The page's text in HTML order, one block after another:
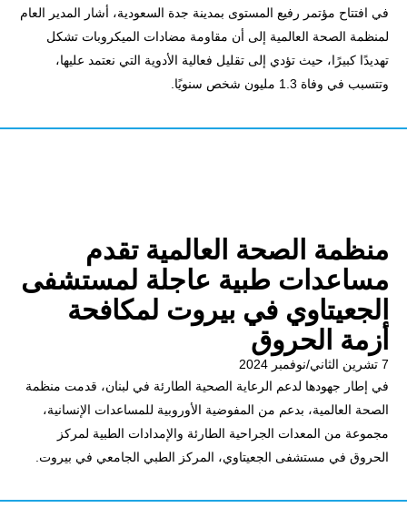
في افتتاح مؤتمر رفيع المستوى بمدينة جدة السعودية، أشار المدير العام
لمنظمة الصحة العالمية إلى أن مقاومة مضادات الميكروبات تشكل
تهديدًا كبيرًا، حيث تؤدي إلى تقليل فعالية الأدوية التي نعتمد عليها،
وتتسبب في وفاة 1.3 مليون شخص سنويًا.
منظمة الصحة العالمية تقدم
مساعدات طبية عاجلة لمستشفى
الجعيتاوي في بيروت لمكافحة
أزمة الحروق
7 تشرين الثاني/نوفمبر 2024
في إطار جهودها لدعم الرعاية الصحية الطارئة في لبنان، قدمت منظمة
الصحة العالمية، بدعم من المفوضية الأوروبية للمساعدات الإنسانية،
مجموعة من المعدات الجراحية الطارئة والإمدادات الطبية لمركز
الحروق في مستشفى الجعيتاوي، المركز الطبي الجامعي في بيروت.